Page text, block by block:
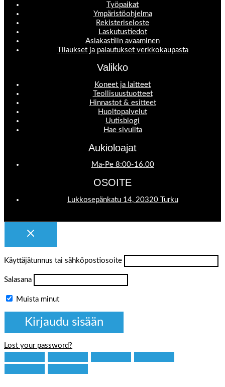
Työpaikat
Ympäristöohjelma
Rekisteriseloste
Laskutustiedot
Asiakastilin avaaminen
Tilaukset ja palautukset verkkokaupasta
Valikko
Koneet ja laitteet
Teollisuustuotteet
Hinnastot & esitteet
Huoltopalvelut
Uutisblogi
Hae sivuilta
Aukioloajat
Ma-Pe 8:00-16.00
OSOITE
Lukkosepänkatu 14, 20320 Turku
Käyttäjätunnus tai sähköpostiosoite
Salasana
Muista minut
Lost your password?